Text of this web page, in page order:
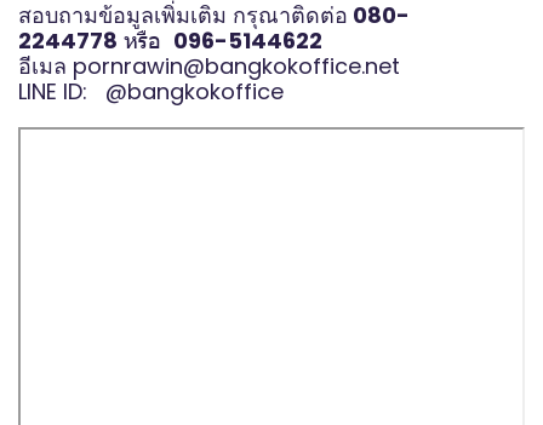
สอบถามข้อมูลเพิ่มเติม กรุณาติดต่อ 080-
2244778 หรือ 096-5144622
อีเมล pornrawin@bangkokoffice.net
LINE ID: @bangkokoffice